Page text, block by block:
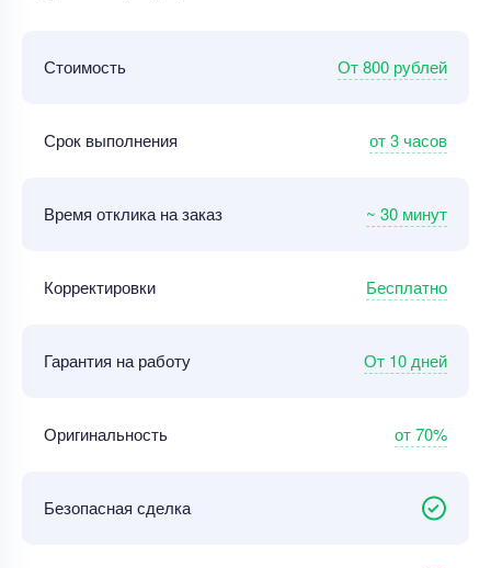
Стоимость От 800 рублей
Срок выполнения от 3 часов
Время отклика на заказ ~ 30 минут
Корректировки Бесплатно
Гарантия на работу От 10 дней
Оригинальность от 70%
Безопасная сделка